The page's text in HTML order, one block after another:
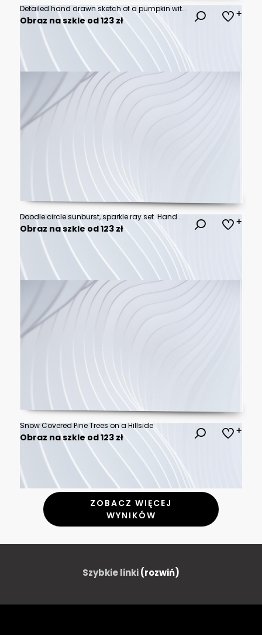
Detailed hand drawn sketch of a pumpkin with leaves and vines
Obraz na szkle od 123 zł
Doodle circle sunburst, sparkle ray set. Hand drawn sketch style. Shine frame symbol for badge. Vector illustration
Obraz na szkle od 123 zł
Snow Covered Pine Trees on a Hillside
Obraz na szkle od 123 zł
ZOBACZ WIĘCEJ
WYNIKÓW
Szybkie linki(rozwiń)